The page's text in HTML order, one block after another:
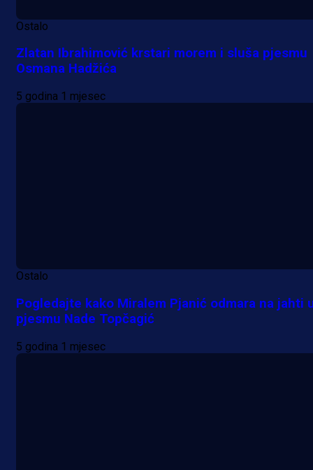
Ostalo
Zlatan Ibrahimović krstari morem i sluša pjesmu
Osmana Hadžića
5 godina 1 mjesec
Ostalo
Pogledajte kako Miralem Pjanić odmara na jahti
pjesmu Nade Topčagić
5 godina 1 mjesec